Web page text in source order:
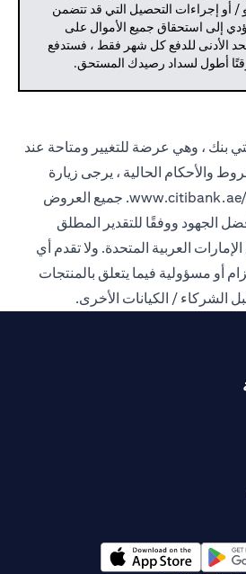
/ أو إجراءات التحصيل التي قد تتضمن
إلى استحقاق جميع الأموال على
الأدنى للدفع كل شهر فقط ، فستدفع
أطول لسداد رصيدك المستحق.
، وهي عرضة للتغيير ومتاحة عند
والأحكام الحالية ، يرجى زيارة
www.citibank.ae/ جميع العروض
الجهود ووفقًا للتقدير المطلق
العربية المتحدة. ولا تقدم أي
أو مسؤولية فيما يتعلق بالمنتجات
الشركاء / الكيانات الأخرى.